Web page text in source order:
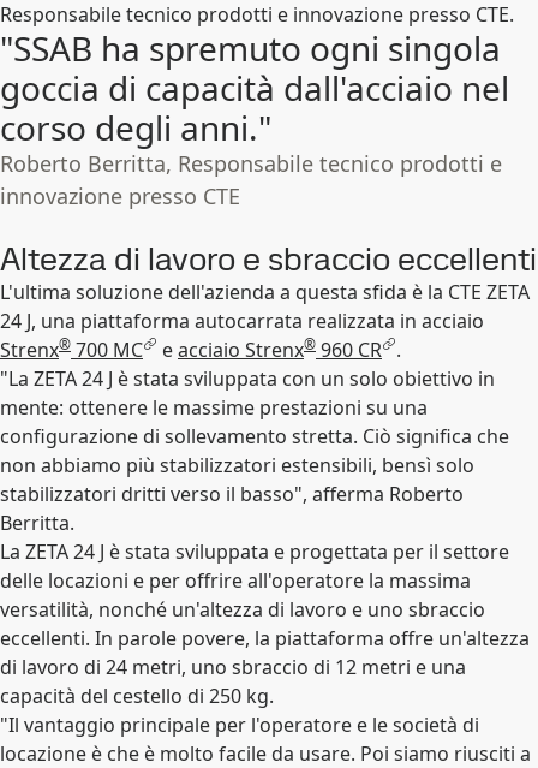
Responsabile tecnico prodotti e innovazione presso CTE.
"SSAB ha spremuto ogni singola
goccia di capacità dall'acciaio nel
corso degli anni."
Roberto Berritta, Responsabile tecnico prodotti e
innovazione presso CTE
Altezza di lavoro e sbraccio eccellenti
L'ultima soluzione dell'azienda a questa sfida è la CTE ZETA
24 J, una piattaforma autocarrata realizzata in acciaio
Strenx® 700 MC eacciaio Strenx® 960 CR .
"La ZETA 24 J è stata sviluppata con un solo obiettivo in
mente: ottenere le massime prestazioni su una
configurazione di sollevamento stretta. Ciò significa che
non abbiamo più stabilizzatori estensibili, bensì solo
stabilizzatori dritti verso il basso", afferma Roberto
Berritta.
La ZETA 24 J è stata sviluppata e progettata per il settore
delle locazioni e per offrire all'operatore la massima
versatilità, nonché un'altezza di lavoro e uno sbraccio
eccellenti. In parole povere, la piattaforma offre un'altezza
di lavoro di 24 metri, uno sbraccio di 12 metri e una
capacità del cestello di 250 kg.
"Il vantaggio principale per l'operatore e le società di
locazione è che è molto facile da usare. Poi siamo riusciti a